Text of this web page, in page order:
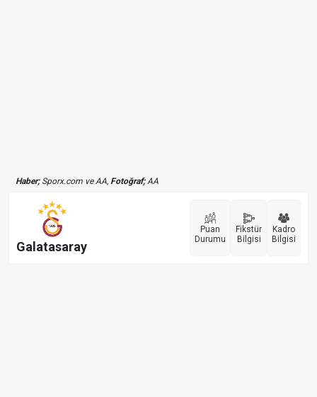
Haber;Sporx.com ve AA, Fotoğraf;AA
Galatasaray
Puan
Durumu
Fikstür
Bilgisi
Kadro
Bilgisi